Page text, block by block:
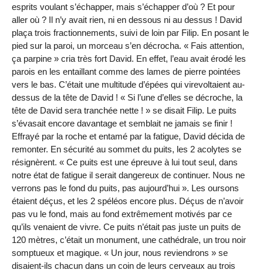
esprits voulant s’échapper, mais s’échapper d’où ? Et pour
aller où ? Il n’y avait rien, ni en dessous ni au dessus ! David
plaça trois fractionnements, suivi de loin par Filip. En posant le
pied sur la paroi, un morceau s’en décrocha. « Fais attention,
ça parpine » cria très fort David. En effet, l’eau avait érodé les
parois en les entaillant comme des lames de pierre pointées
vers le bas. C’était une multitude d’épées qui virevoltaient au-
dessus de la tête de David ! « Si l’une d’elles se décroche, la
tête de David sera tranchée nette ! » se disait Filip. Le puits
s’évasait encore davantage et semblait ne jamais se finir !
Effrayé par la roche et entamé par la fatigue, David décida de
remonter. En sécurité au sommet du puits, les 2 acolytes se
résignèrent. « Ce puits est une épreuve à lui tout seul, dans
notre état de fatigue il serait dangereux de continuer. Nous ne
verrons pas le fond du puits, pas aujourd’hui ». Les oursons
étaient déçus, et les 2 spéléos encore plus. Déçus de n’avoir
pas vu le fond, mais au fond extrêmement motivés par ce
qu’ils venaient de vivre. Ce puits n’était pas juste un puits de
120 mètres, c’était un monument, une cathédrale, un trou noir
somptueux et magique. « Un jour, nous reviendrons » se
disaient-ils chacun dans un coin de leurs cerveaux au trois